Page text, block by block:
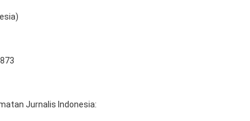
Jurnalis Indonesia: